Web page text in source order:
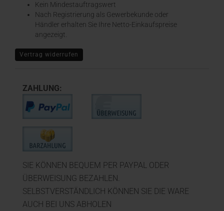
Kein Mindestauftragswert
Nach Registrierung als Gewerbekunde oder
Händler erhalten Sie Ihre Netto-Einkaufspreise
angezeigt.
Vertrag widerrufen
ZAHLUNG:
SIE KÖNNEN BEQUEM PER PAYPAL ODER
ÜBERWEISUNG BEZAHLEN.
SELBSTVERSTÄNDLICH KÖNNEN SIE DIE WARE
AUCH BEI UNS ABHOLEN